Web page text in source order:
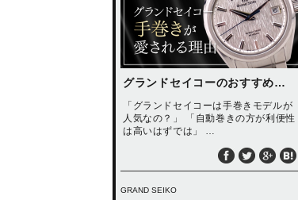
グランドセイコーのおすすめ…
「グランドセイコーは手巻きモデルが
人気なの？」 「自動巻きの方が利便性
は高いはずでは」 …
GRAND SEIKO